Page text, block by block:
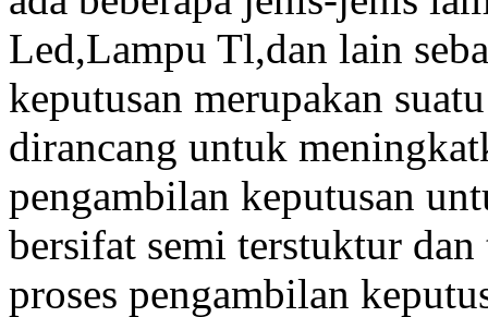
Led,Lampu Tl,dan lain
keputusan merupakan
dirancang untuk
pengambilan keputusan
bersifat semi terstuktur
proses pengambilan